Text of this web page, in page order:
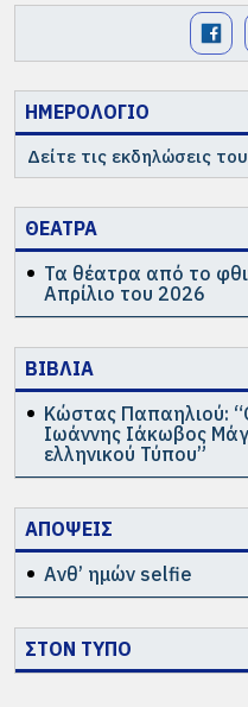
ΗΜΕΡΟΛΟΓΙΟ
Δείτε τις εκδηλώσεις
ΘΕΑΤΡΑ
Τα θέατρα από το
Απρίλιο του 2026
ΒΙΒΛΙΑ
Κώστας Παπαηλιού:
Ιωάννης Ιάκωβος
ελληνικού Τύπου”
ΑΠΟΨΕΙΣ
Ανθ’ ημών selfie
ΣΤΟΝ ΤΥΠΟ